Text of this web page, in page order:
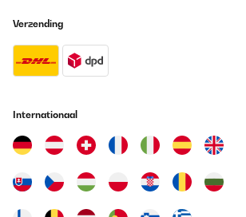
Verzending
Internationaal